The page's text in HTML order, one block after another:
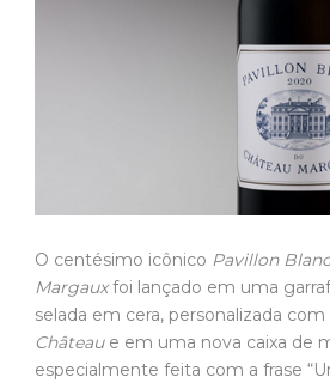
O centésimo icônico Pavillon
Margauxfoi lançado em uma
selada em cera, personalizada
Châteaue em uma nova caixa de
especialmente feita com a frase